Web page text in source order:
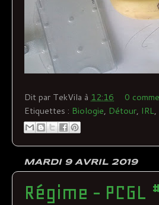
Dit par TekVila à 12:16
0
Etiquettes : Biologie, Détour, IRL,
MARDI 9 AVRIL 2019
Régime - PCGL